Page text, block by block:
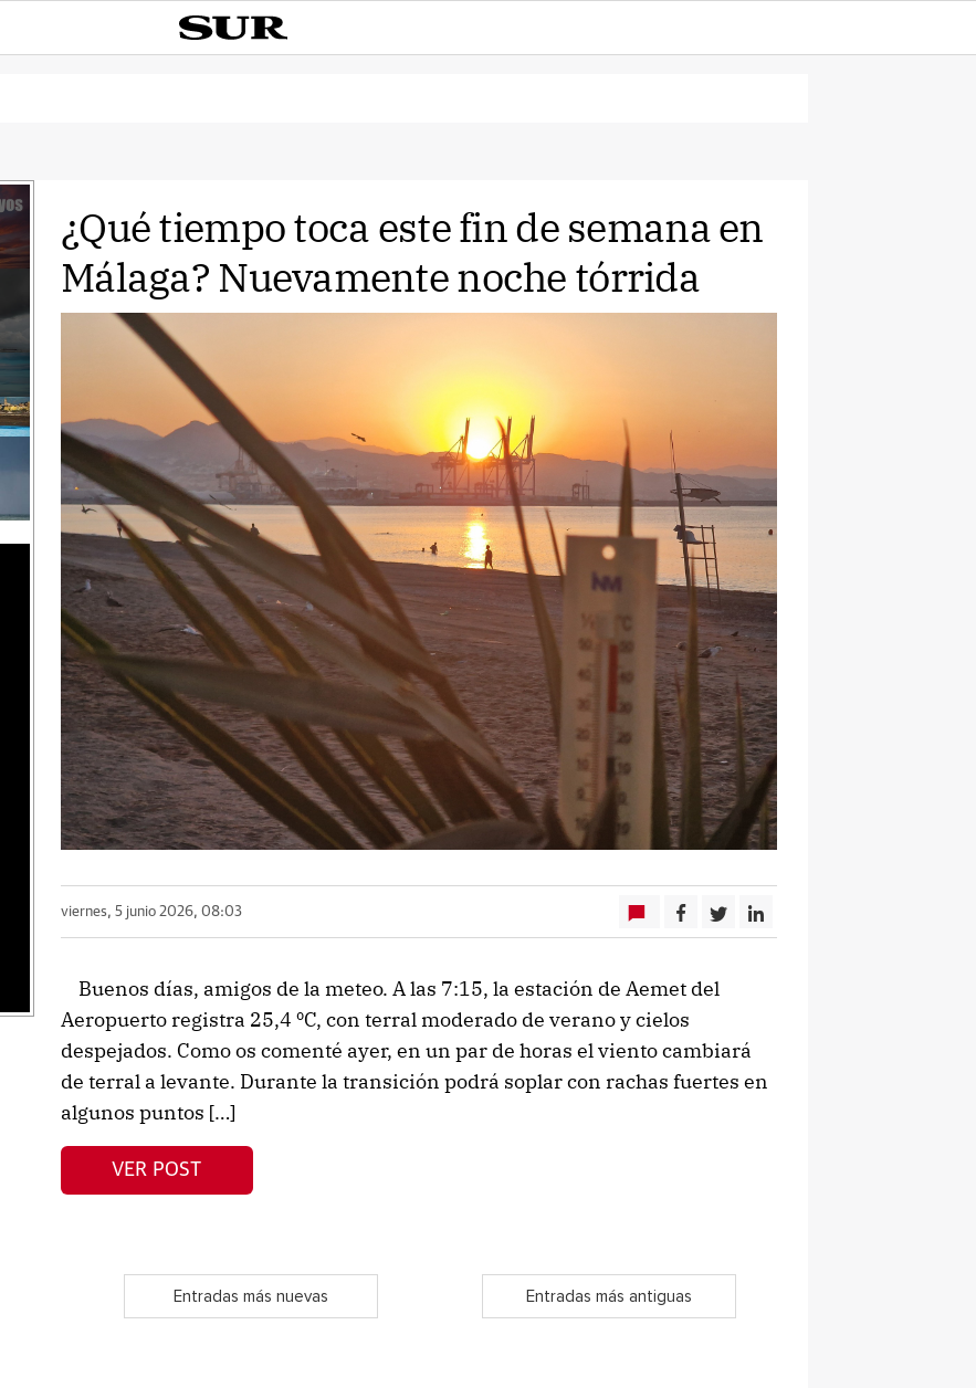
¿Qué tiempo toca este fin de semana en
Málaga? Nuevamente noche tórrida
viernes, 5 junio 2026, 08:03
Buenos días, amigos de la meteo. A las 7:15, la estación de Aemet del
Aeropuerto registra 25,4 ºC, con terral moderado de verano y cielos
despejados. Como os comenté ayer, en un par de horas el viento cambiará
de terral a levante. Durante la transición podrá soplar con rachas fuertes en
algunos puntos […]
VER POST
Entradas más nuevas Entradas más antiguas